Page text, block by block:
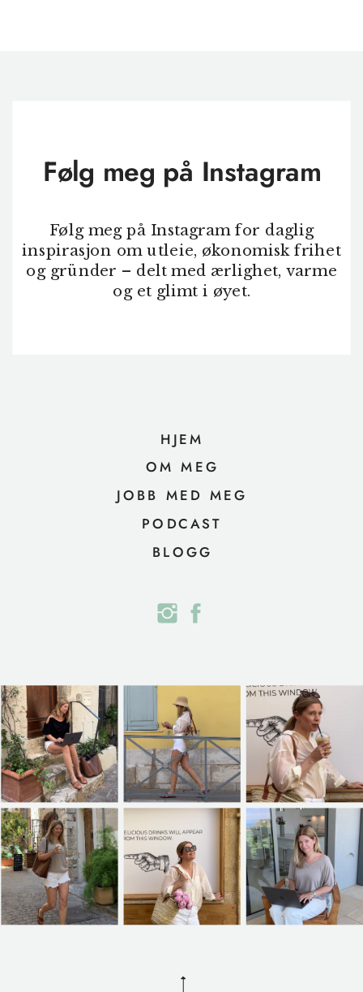
BLOGG
PODCAST
JOBB MED MEG
OM MEG
HJEM
Følg meg på Instagram for daglig
inspirasjon om utleie, økonomisk frihet
og gründer – delt med ærlighet, varme
og et glimt i øyet.
Følg meg på Instagram